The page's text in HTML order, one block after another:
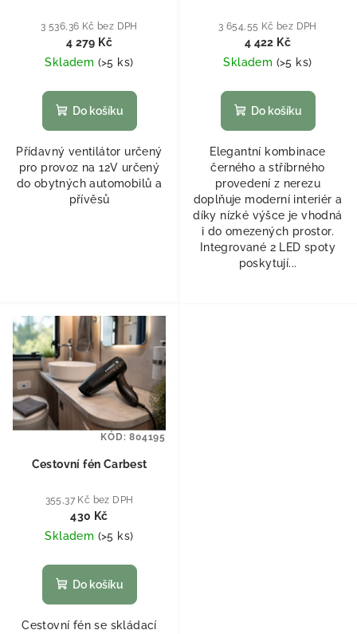
3 536,36 Kč bez DPH
4 279 Kč
Skladem (>5 ks)
Do košíku
Přídavný ventilátor určený
pro provoz na 12V určený
do obytných automobilů a
přívěsů
3 654,55 Kč bez DPH
4 422 Kč
Skladem (>5 ks)
Do košíku
Elegantní kombinace
černého a stříbrného
provedení z nerezu
doplňuje moderní interiér a
díky nízké výšce je vhodná
i do omezených prostor.
Integrované 2 LED spoty
poskytují...
Cestovní fén Carbest
355,37 Kč bez DPH
430 Kč
Skladem (>5 ks)
Do košíku
Cestovní fén se skládací
KÓD:804195